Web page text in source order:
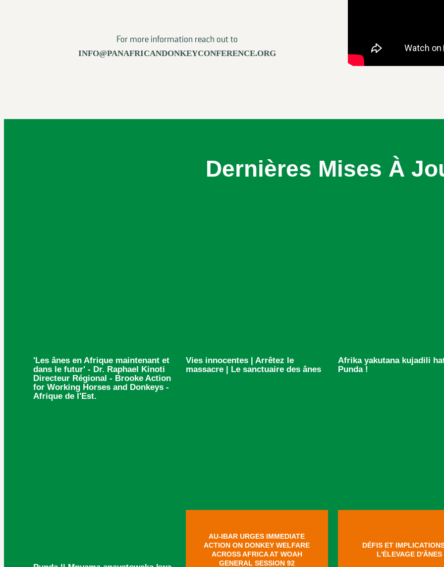
For more information reach out to
INFO@PANAFRICANDONKEYCONFERENCE.ORG
Dernières Mises À
'Les ânes en Afrique maintenant et
dans le futur' - Dr. Raphael Kinoti
Directeur Régional - Brooke Action
for Working Horses and Donkeys -
Afrique de l'Est.
Vies innocentes | Arrêtez le
massacre | Le sanctuaire des ânes
Afrika yakutana kujadili
Punda !
AU-IBAR URGES IMMEDIATE
ACTION ON DONKEY WELFARE
ACROSS AFRICA AT WOAH
GENERAL SESSION 92
DÉFIS ET
L'ÉLEVAGE D'ÂNES